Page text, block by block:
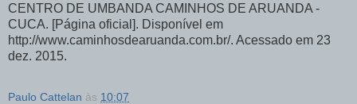
CENTRO DE UMBANDA CAMINHOS DE ARUANDA -
CUCA. [Página oficial]. Disponível em
http://www.caminhosdearuanda.com.br/. Acessado em 23
dez. 2015.
Paulo Cattelan às 10:07